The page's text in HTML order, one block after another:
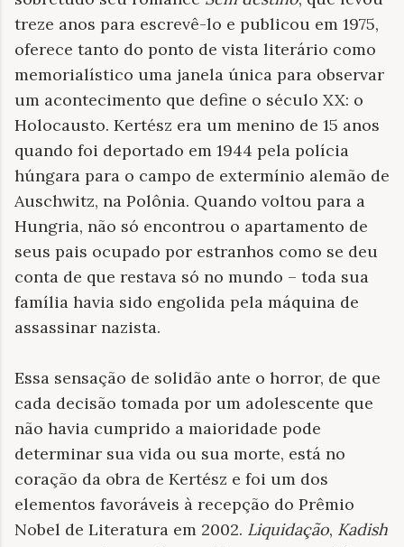
treze anos para escrevê-lo e publicou em 1975,
oferece tanto do ponto de vista literário como
memorialístico uma janela única para observar
um acontecimento que define o século XX: o
Holocausto. Kertész era um menino de 15 anos
quando foi deportado em 1944 pela polícia
húngara para o campo de extermínio alemão de
Auschwitz, na Polônia. Quando voltou para a
Hungria, não só encontrou o apartamento de
seus pais ocupado por estranhos como se deu
conta de que restava só no mundo – toda sua
família havia sido engolida pela máquina de
assassinar nazista.
Essa sensação de solidão ante o horror, de que
cada decisão tomada por um adolescente que
não havia cumprido a maioridade pode
determinar sua vida ou sua morte, está no
coração da obra de Kertész e foi um dos
elementos favoráveis à recepção do Prêmio
Nobel de Literatura em 2002. Liquidação, Kadish